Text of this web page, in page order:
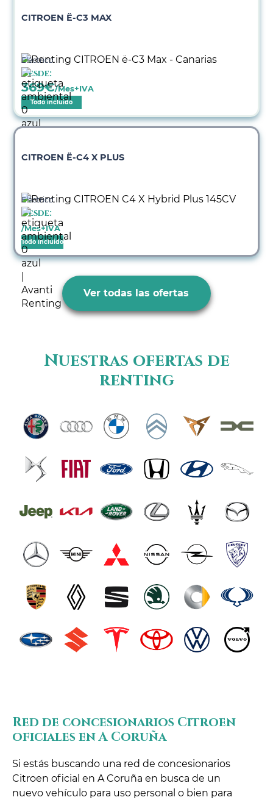
CITROEN Ë-C3 MAX
Eléctrico
Desde:
369€/Mes+IVA
Todo incluido
CITROEN Ë-C4 X PLUS
Eléctrico
Desde:
/Mes+IVA
Todo incluido
Ver todas las ofertas
Nuestras ofertas de
renting
Red de concesionarios Citroen
oficiales en A Coruña
Si estás buscando una red de concesionarios
Citroen oficial en A Coruña en busca de un
nuevo vehículo para uso personal o bien para